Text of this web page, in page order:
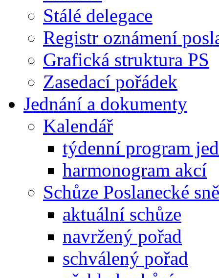
Stálé delegace
Registr oznámení
Grafická struktura PS
Zasedací pořádek
Jednání a dokumenty
Kalendář
týdenní program
harmonogram akcí
Schůze Poslanecké
aktuální schůze
navržený pořad
schválený pořad